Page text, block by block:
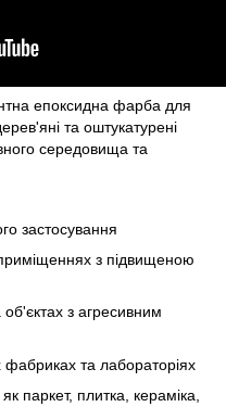
епоксидна фарба для
та оштукатурені
середовища та
застосування
з підвищеною
з агресивним
та лабораторіях
паркет, плитка, кераміка,